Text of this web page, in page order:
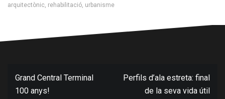
arquitectònic, rehabilitació, urbanisme
Navegació
d'entrades
Grand Central Terminal
100 anys!
Perfils d’ala estreta: final
de la seva vida útil